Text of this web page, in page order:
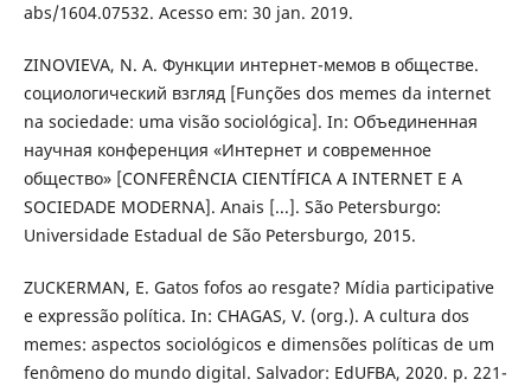
abs/1604.07532. Acesso em: 30 jan. 2019.
ZINOVIEVA, N. A. Функции интернет-мемов в обществе.
социологический взгляд [Funções dos memes da internet
na sociedade: uma visão sociológica]. In: Объединенная
научная конференция «Интернет и современное
общество» [CONFERÊNCIA CIENTÍFICA A INTERNET E A
SOCIEDADE MODERNA]. Anais [...]. São Petersburgo:
Universidade Estadual de São Petersburgo, 2015.
ZUCKERMAN, E. Gatos fofos ao resgate? Mídia participative
e expressão política. In: CHAGAS, V. (org.). A cultura dos
memes: aspectos sociológicos e dimensões políticas de um
fenômeno do mundo digital. Salvador: EdUFBA, 2020. p. 221-